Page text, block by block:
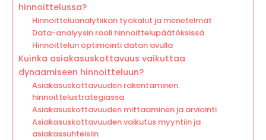
hinnoittelussa?
Hinnoitteluanalytiikan työkalut ja menetelmät
Data-analyysin rooli hinnoittelupäätöksissä
Hinnoittelun optimointi datan avulla
Kuinka asiakasuskottavuus vaikuttaa
dynaamiseen hinnoitteluun?
Asiakasuskottavuuden rakentaminen
hinnoittelustrategiassa
Asiakasuskottavuuden mittaaminen ja arviointi
Asiakasuskottavuuden vaikutus myyntiin ja
asiakassuhteisiin